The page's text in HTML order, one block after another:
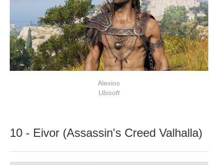
Alexios
Ubisoft
10 - Eivor (Assassin's Creed Valhalla)